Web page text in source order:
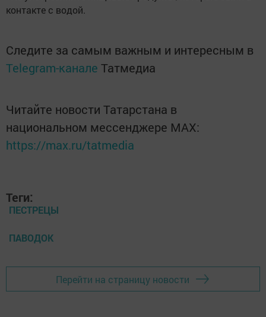
контакте с водой.
Следите за самым важным и интересным в
Telegram-канале Татмедиа
Читайте новости Татарстана в
национальном мессенджере MАХ:
https://max.ru/tatmedia
Теги:
ПЕСТРЕЦЫ
ПАВОДОК
Перейти на страницу новости